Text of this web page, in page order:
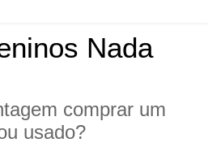
Nada
comprar um
usado?